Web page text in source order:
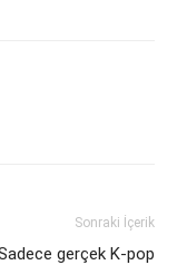
Sonraki İçerik
gerçek K-pop